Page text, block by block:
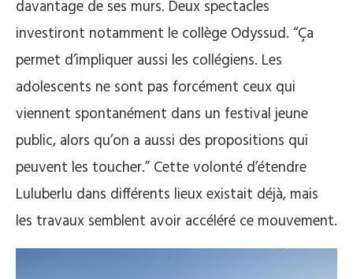
davantage de ses murs. Deux spectacles
investiront notamment le collège Odyssud. “Ça
permet d’impliquer aussi les collégiens. Les
adolescents ne sont pas forcément ceux qui
viennent spontanément dans un festival jeune
public, alors qu’on a aussi des propositions qui
peuvent les toucher.” Cette volonté d’étendre
Luluberlu dans différents lieux existait déjà, mais
les travaux semblent avoir accéléré ce mouvement.